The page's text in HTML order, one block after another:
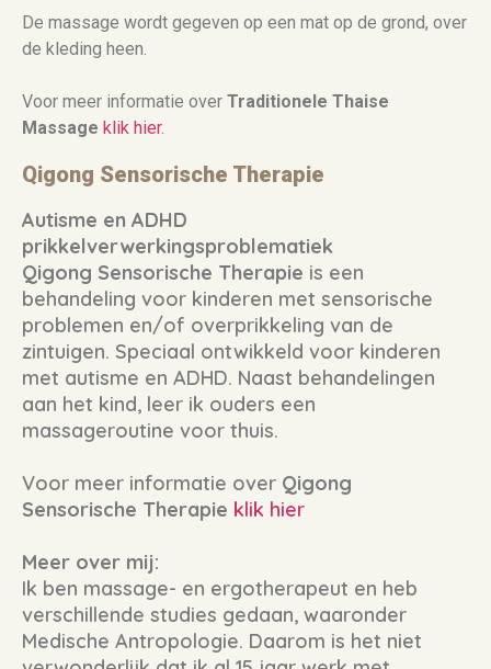
De massage wordt gegeven op een mat op de grond, over
de kleding heen.
Voor meer informatie over Traditionele Thaise
Massage klik hier.
Qigong Sensorische Therapie
Autisme en ADHD
prikkelverwerkingsproblematiek
Qigong Sensorische Therapie is een
behandeling voor kinderen met sensorische
problemen en/of overprikkeling van de
zintuigen. Speciaal ontwikkeld voor kinderen
met autisme en ADHD. Naast behandelingen
aan het kind, leer ik ouders een
massageroutine voor thuis.
Voor meer informatie over Qigong
Sensorische Therapie klik hier
Meer over mij:
Ik ben massage- en ergotherapeut en heb
verschillende studies gedaan, waaronder
Medische Antropologie. Daarom is het niet